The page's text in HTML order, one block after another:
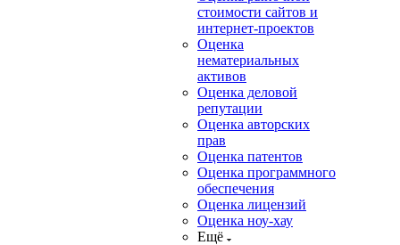
стоимости сайтов и
интернет-проектов
Оценка
нематериальных
активов
Оценка деловой
репутации
Оценка авторских
прав
Оценка патентов
Оценка программного
обеспечения
Оценка лицензий
Оценка ноу-хау
Ещё